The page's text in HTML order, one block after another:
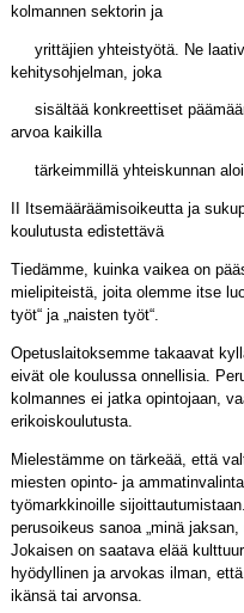
kolmannen sektorin ja
yrittäjien yhteistyötä. Ne
kehitysohjelman, joka
sisältää konkreettiset
arvoa kaikilla
tärkeimmillä yhteiskunnan
II Itsemääräämisoikeutta ja
koulutusta edistettävä
Tiedämme, kuinka vaikea on
mielipiteistä, joita olemme itse
työt“ ja „naisten työt“.
Opetuslaitoksemme takaavat
eivät ole koulussa onnellisia.
kolmannes ei jatka opintojaan,
erikoiskoulutusta.
Mielestämme on tärkeää, että
miesten opinto- ja
työmarkkinoille
perusoikeus sanoa „minä
Jokaisen on saatava elää
hyödyllinen ja arvokas ilman,
ikänsä tai arvonsa.